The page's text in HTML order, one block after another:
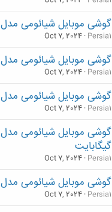
گوشی موبایل شیائومی مدل Poco X6 Pro 5G دو سیم کارت ظرفیت 256 گیگابایت و رم 8 گیگابایت
Persia1
Oct 7, 2024
گوشی موبایل شیائومی مدل Poco M6 Pro دو سیم کارت ظرفیت 256 گیگابایت و رم 8 گیگابایت
Persia1
Oct 7, 2024
گوشی موبایل شیائومی مدل Poco X6 5G دو سیم کارت ظرفیت 256 گیگابایت و رم 12 گیگابایت
Persia1
Oct 7, 2024
گیگابایت
Persia1
Oct 7, 2024
گوشی موبایل شیائومی مدل Poco M6 Pro دو سیم کارت ظرفیت 512 گیگابایت و رم 12 گیگابایت
Persia1
Oct 7, 2024